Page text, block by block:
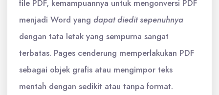
file PDF, kemampuannya untuk mengonversi PDF
menjadi Word yang dapat diedit sepenuhnya
dengan tata letak yang sempurna sangat
terbatas. Pages cenderung memperlakukan PDF
sebagai objek grafis atau mengimpor teks
mentah dengan sedikit atau tanpa format.